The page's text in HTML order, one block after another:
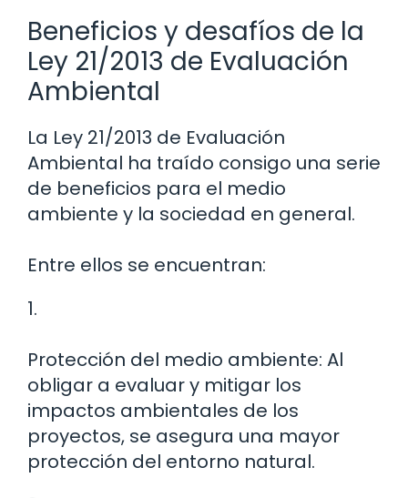
Beneficios y desafíos de la
Ley 21/2013 de Evaluación
Ambiental
La Ley 21/2013 de Evaluación
Ambiental ha traído consigo una serie
de beneficios para el medio
ambiente y la sociedad en general.
Entre ellos se encuentran:
1.
Protección del medio ambiente: Al
obligar a evaluar y mitigar los
impactos ambientales de los
proyectos, se asegura una mayor
protección del entorno natural.